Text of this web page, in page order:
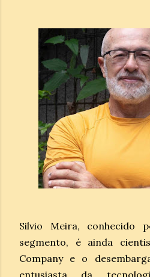
Silvio Meira, conhecido
segmento, é ainda
Company e o
entusiasta da